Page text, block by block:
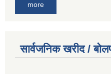
more
सार्वजनिक खरीद /